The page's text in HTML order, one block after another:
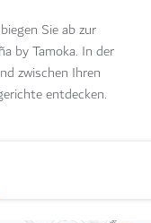
Sie ab zur
by Tamoka. In der
zwischen Ihren
entdecken.